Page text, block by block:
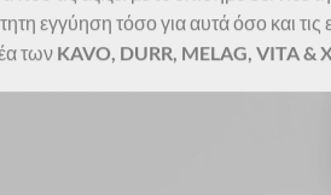
εγγύηση τόσο για αυτά όσο και
των KAVO, DURR, MELAG, VITA &